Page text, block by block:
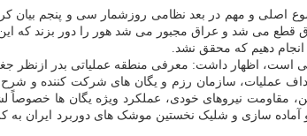
اصلی و مهم در بعد نظامی روزشمار سی و پنجم بیان
قطع می شد و عراق مجبور می شد هور را دور بزند که این
انجام دهیم که محقق نشد.
داشت: معرفی منطقه عملیاتی بدر ازنظر
عملیات، سازمان رزم و یگان های شرکت
سازی و شلیک نخستین موشک های دوربرد ایران به